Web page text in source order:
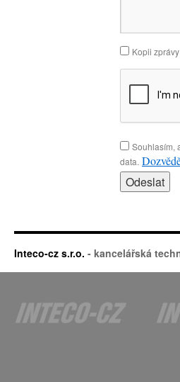
Kopii
Souhlasím,
data.
Inteco-cz s.r.o. - kancelářská